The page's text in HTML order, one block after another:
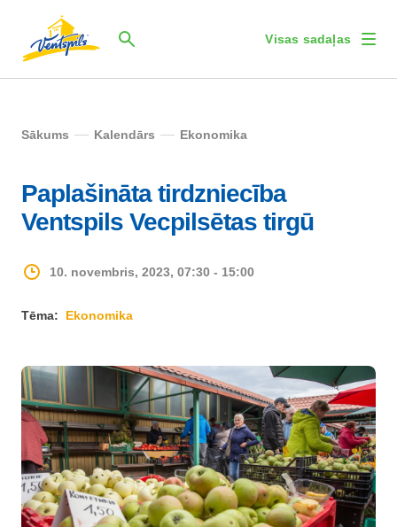
Visas sadaļas
Sākums Kalendārs Ekonomika
Paplašināta tirdzniecība
Ventspils Vecpilsētas tirgū
10. novembris, 2023, 07:30 - 15:00
Tēma: Ekonomika